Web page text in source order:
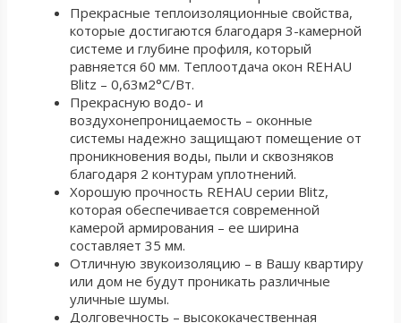
Прекрасные теплоизоляционные свойства,
которые достигаются благодаря 3-камерной
системе и глубине профиля, который
равняется 60 мм. Теплоотдача окон REHAU
Blitz – 0,63м2°С/Вт.
Прекрасную водо- и
воздухонепроницаемость – оконные
системы надежно защищают помещение от
проникновения воды, пыли и сквозняков
благодаря 2 контурам уплотнений.
Хорошую прочность REHAU серии Blitz,
которая обеспечивается современной
камерой армирования – ее ширина
составляет 35 мм.
Отличную звукоизоляцию – в Вашу квартиру
или дом не будут проникать различные
уличные шумы.
Долговечность – высококачественная